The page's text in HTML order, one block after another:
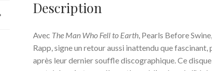
Description
Avec The Man Who Fell to Earth, Pearls Before
Rapp, signe un retour aussi inattendu que fascinant,
après leur dernier souffle discographique. Ce disque